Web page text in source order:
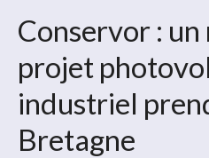
Conservor : un
projet
industriel
Bretagne